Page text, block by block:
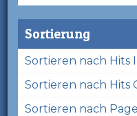
Sortierung
Sortieren nach Hits
Sortieren nach Hits
Sortieren nach